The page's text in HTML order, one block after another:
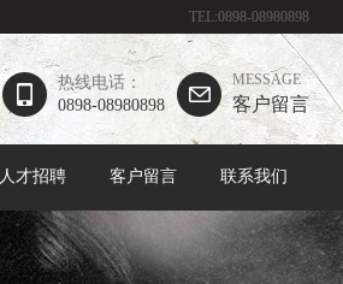
TEL:0898-08980898
MESSAGE
客户留言
热线电话：
0898-08980898
人才招聘 客户留言 联系我们